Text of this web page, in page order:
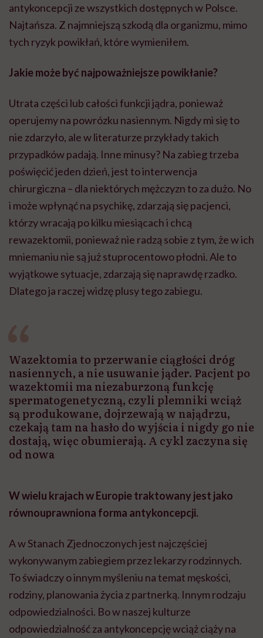
antykoncepcji ze wszystkich dostępnych w Polsce.
Najtańsza. Z najmniejszą szkodą dla organizmu, mimo
tych ryzyk powikłań, które wymieniłem.
Jakie może być najpoważniejsze powikłanie?
Utrata części lub całości funkcji jądra, ponieważ
operujemy na powrózku nasiennym. Nigdy mi się to
nie zdarzyło, ale w literaturze przykłady takich
przypadków padają. Inne minusy? Na zabieg trzeba
poświęcić jeden dzień, jest to interwencja
chirurgiczna – dla niektórych mężczyzn to za dużo. No
i może wpłynąć na psychikę, zdarzają się pacjenci,
którzy wracają po kilku miesiącach i chcą
rewazektomii, ponieważ nie radzą sobie z tym, że w ich
mniemaniu nie są już stuprocentowo płodni. Ale to
wyjątkowe sytuacje, zdarzają się naprawdę rzadko.
Dlatego ja raczej widzę plusy tego zabiegu.
Wazektomia to przerwanie ciągłości dróg
nasiennych, a nie usuwanie jąder. Pacjent po
wazektomii ma niezaburzoną funkcję
spermatogenetyczną, czyli plemniki wciąż
są produkowane, dojrzewają w najądrzu,
czekają tam na hasło do wyjścia i nigdy go nie
dostają, więc obumierają. A cykl zaczyna się
od nowa
W wielu krajach w Europie traktowany jest jako
równouprawniona forma antykoncepcji.
A w Stanach Zjednoczonych jest najczęściej
wykonywanym zabiegiem przez lekarzy rodzinnych.
To świadczy o innym myśleniu na temat męskości,
rodziny, planowania życia z partnerką. Innym rodzaju
odpowiedzialności. Bo w naszej kulturze
odpowiedzialność za antykoncepcję wciąż ciąży na